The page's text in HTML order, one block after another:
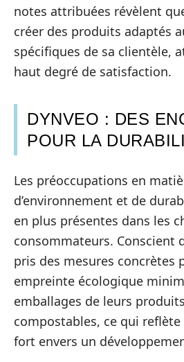
notes attribuées révèlent
créer des produits adaptés
spécifiques de sa clientèle,
haut degré de satisfaction.
DYNVEO : DES
POUR LA
Les préoccupations en
d’environnement et de
en plus présentes dans les
consommateurs. Conscient
pris des mesures concrètes
empreinte écologique
emballages de leurs
compostables, ce qui
fort envers un